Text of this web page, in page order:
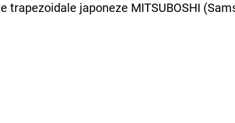
trapezoidale japoneze MITSUBOSHI